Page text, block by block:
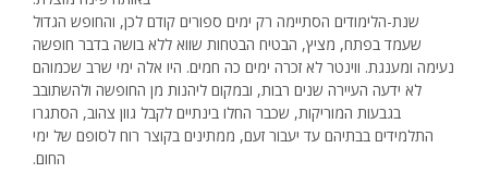
שנת-הלימודים הסתיימה רק ימים ספורים קודם לכן, והחופש הגדול
שעמד בפתח, מציץ, הבטיח הבטחות שווא ללא בושה בדבר חופשה
נעימה ומענגת. ווינטר לא זכרה ימים כה חמים. היו אלה ימי שרב שכמוהם
לא ידעה העיירה שנים רבות, ובמקום ליהנות מן החופשה ולהשתובב
בגבעות המוריקות, שכבר החלו בינתיים לקבל גוון צהוב, הסתגרו
התלמידים בבתיהם עד יעבור זעם, ממתינים בקוצר רוח לסופם של ימי
החום.